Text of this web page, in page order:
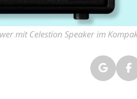
mit Celestion Speaker im